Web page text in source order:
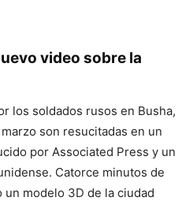
video sobre la
los soldados rusos en Busha,
son resucitadas en un
por Associated Press y un
Catorce minutos de
modelo 3D de la ciudad